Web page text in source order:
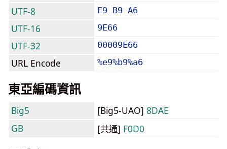
UTF-8 E9 B9 A6
UTF-16 9E66
UTF-32 00009E66
URL Encode %e9%b9%a6
東亞編碼資訊
Big5 [Big5-UAO] 8DAE
GB
[共通] F0D0